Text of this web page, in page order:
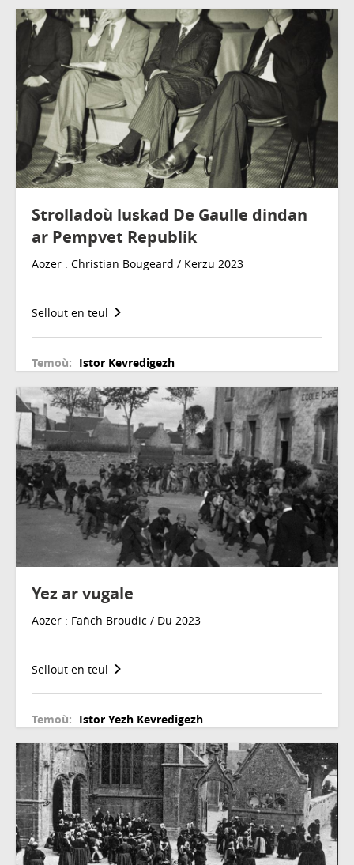
Strolladoù luskad De Gaulle dindan
ar Pempvet Republik
Aozer : Christian Bougeard / Kerzu 2023
Sellout en teul
Temoù: Istor Kevredigezh
Yez ar vugale
Aozer : Fañch Broudic / Du 2023
Sellout en teul
Temoù: Istor Yezh Kevredigezh